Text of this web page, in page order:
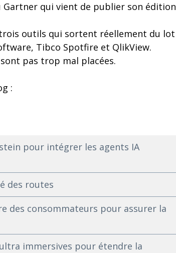
qui vient de publier son édition
outils qui sortent réellement du lot
Tibco Spotfire et QlikView.
pas trop mal placées.
:
pour intégrer les agents IA
des routes
des consommateurs pour assurer la
immersives pour étendre la